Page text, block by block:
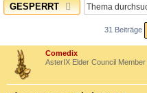
GESPERRT
31 Beiträge
Comedix
AsterIX Elder Council Member